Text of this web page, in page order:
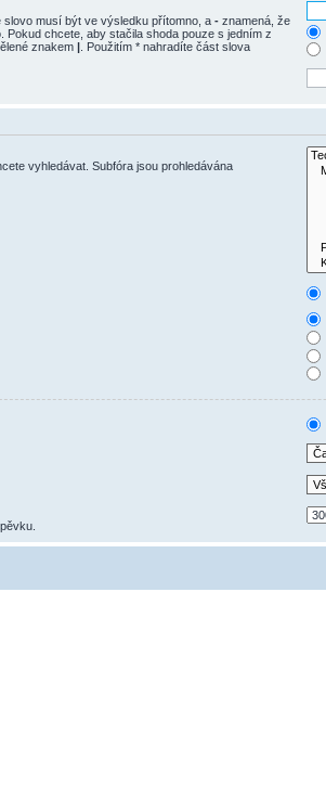
slovo musí být ve výsledku přítomno, a - znamená, že
chcete, aby stačila shoda pouze s jedním z
znakem | . Použitím * nahradíte část slova
vyhledávat. Subfóra jsou prohledávána